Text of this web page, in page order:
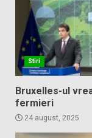
Stiri
Bruxelles-ul
fermieri
24 august, 2025